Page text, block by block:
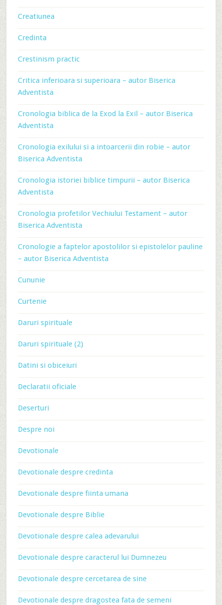
Creatiunea
Credinta
Crestinism practic
Critica inferioara si superioara – autor Biserica
Adventista
Cronologia biblica de la Exod la Exil – autor Biserica
Adventista
Cronologia exilului si a intoarcerii din robie – autor
Biserica Adventista
Cronologia istoriei biblice timpurii – autor Biserica
Adventista
Cronologia profetilor Vechiului Testament – autor
Biserica Adventista
Cronologie a faptelor apostolilor si epistolelor pauline
– autor Biserica Adventista
Cununie
Curtenie
Daruri spirituale
Daruri spirituale (2)
Datini si obiceiuri
Declaratii oficiale
Deserturi
Despre noi
Devotionale
Devotionale despre credinta
Devotionale despre fiinta umana
Devotionale despre Biblie
Devotionale despre calea adevarului
Devotionale despre caracterul lui Dumnezeu
Devotionale despre cercetarea de sine
Devotionale despre dragostea fata de semeni